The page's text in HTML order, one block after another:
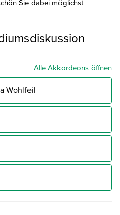
Sie dabei möglichst
Alle Akkordeons öffnen
Wohlfeil
2024)
Security und Mitglied des
Marshall Fund of the United